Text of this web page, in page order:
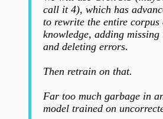
call it 4), which has
to rewrite the entire corpus
knowledge, adding
and deleting errors.
Then retrain on that.
Far too much garbage in
model trained on